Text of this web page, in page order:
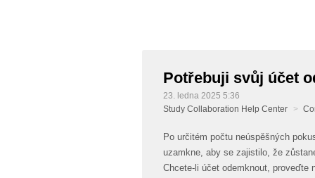
Potřebuji svůj účet
23. ledna 2025 5:36
Study Collaboration Help Center
Po určitém počtu neúspěšných
uzamkne, aby se zajistilo, že
Chcete-li účet odemknout, proveďte